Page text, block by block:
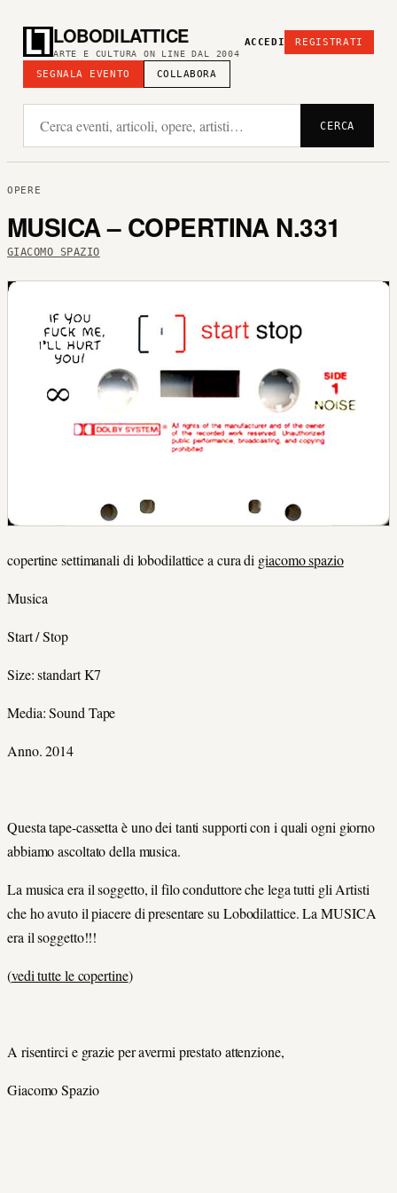
LOBODILATTICE
ARTE E CULTURA ON LINE DAL 2004
SEGNALA EVENTO COLLABORA
ACCEDI REGISTRATI
CERCA
OPERE
MUSICA – COPERTINA N.331
GIACOMO SPAZIO
copertine settimanali di lobodilattice a cura di giacomo spazio
Musica
Start / Stop
Size: standart K7
Media: Sound Tape
Anno. 2014
Questa tape-cassetta è uno dei tanti supporti con i quali ogni giorno
abbiamo ascoltato della musica.
La musica era il soggetto, il filo conduttore che lega tutti gli Artisti
che ho avuto il piacere di presentare su Lobodilattice.La MUSICA
era il soggetto!!!
(vedi tutte le copertine)
A risentirci e grazie per avermi prestato attenzione,
Giacomo Spazio